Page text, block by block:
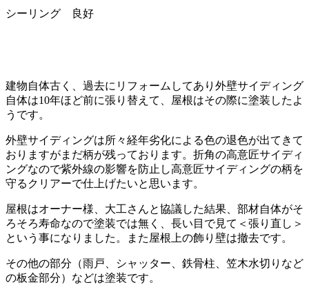
シーリング 良好
建物自体古く、過去にリフォームしてあり外壁サイディング
自体は10年ほど前に張り替えて、屋根はその際に塗装したよ
うです。
外壁サイディングは所々経年劣化による色の退色が出てきて
おりますがまだ柄が残っております。折角の高意匠サイディ
ングなので紫外線の影響を防止し高意匠サイディングの柄を
守るクリアーで仕上げたいと思います。
屋根はオーナー様、大工さんと協議した結果、部材自体がそ
ろそろ寿命なので塗装では無く、長い目で見て＜張り直し＞
という事になりました。また屋根上の飾り壁は撤去です。
その他の部分（雨戸、シャッター、鉄骨柱、笠木水切りなど
の板金部分）などは塗装です。